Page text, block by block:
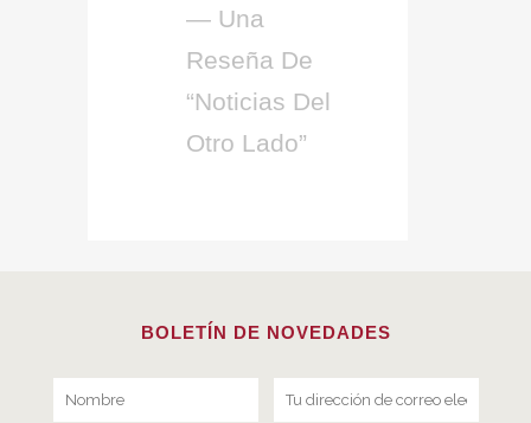
— Una
Reseña De
“Noticias Del
Otro Lado”
BOLETÍN DE NOVEDADES